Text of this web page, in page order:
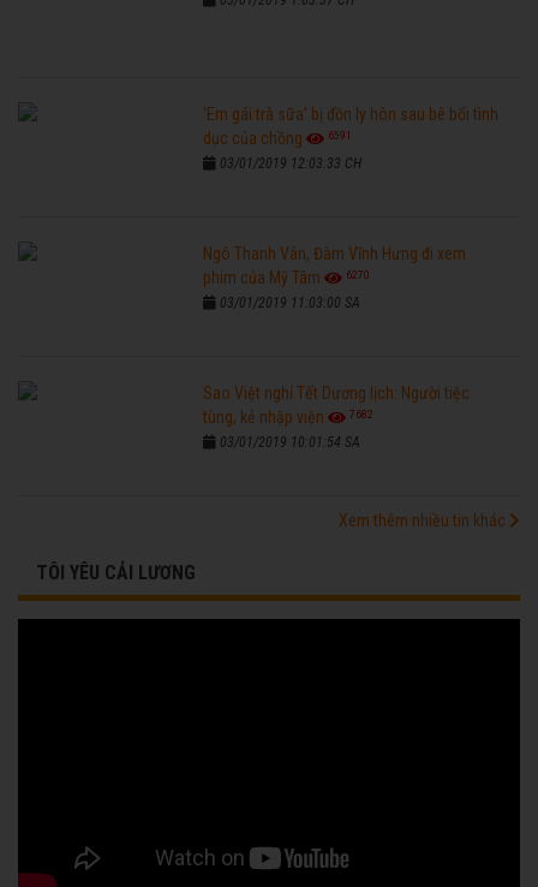
'Em gái trà sữa' bị đồn ly hôn sau bê bối tình
dục của chồng
6591
03/01/2019 12:03:33 CH
Ngô Thanh Vân, Đàm Vĩnh Hưng đi xem
phim của Mỹ Tâm
6270
03/01/2019 11:03:00 SA
Sao Việt nghỉ Tết Dương lịch: Người tiệc
tùng, kẻ nhập viện
7682
03/01/2019 10:01:54 SA
Xem thêm nhiều tin khác
TÔI YÊU CẢI LƯƠNG